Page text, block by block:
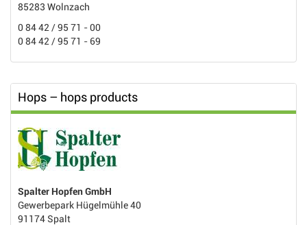
85283 Wolnzach
0 84 42 / 95 71 - 00
0 84 42 / 95 71 - 69
Hops – hops products
Spalter Hopfen GmbH
Gewerbepark Hügelmühle 40
91174 Spalt